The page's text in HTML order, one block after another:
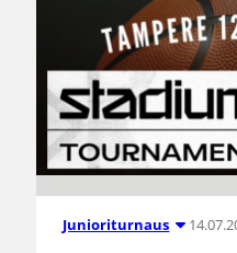
Junioriturnaus